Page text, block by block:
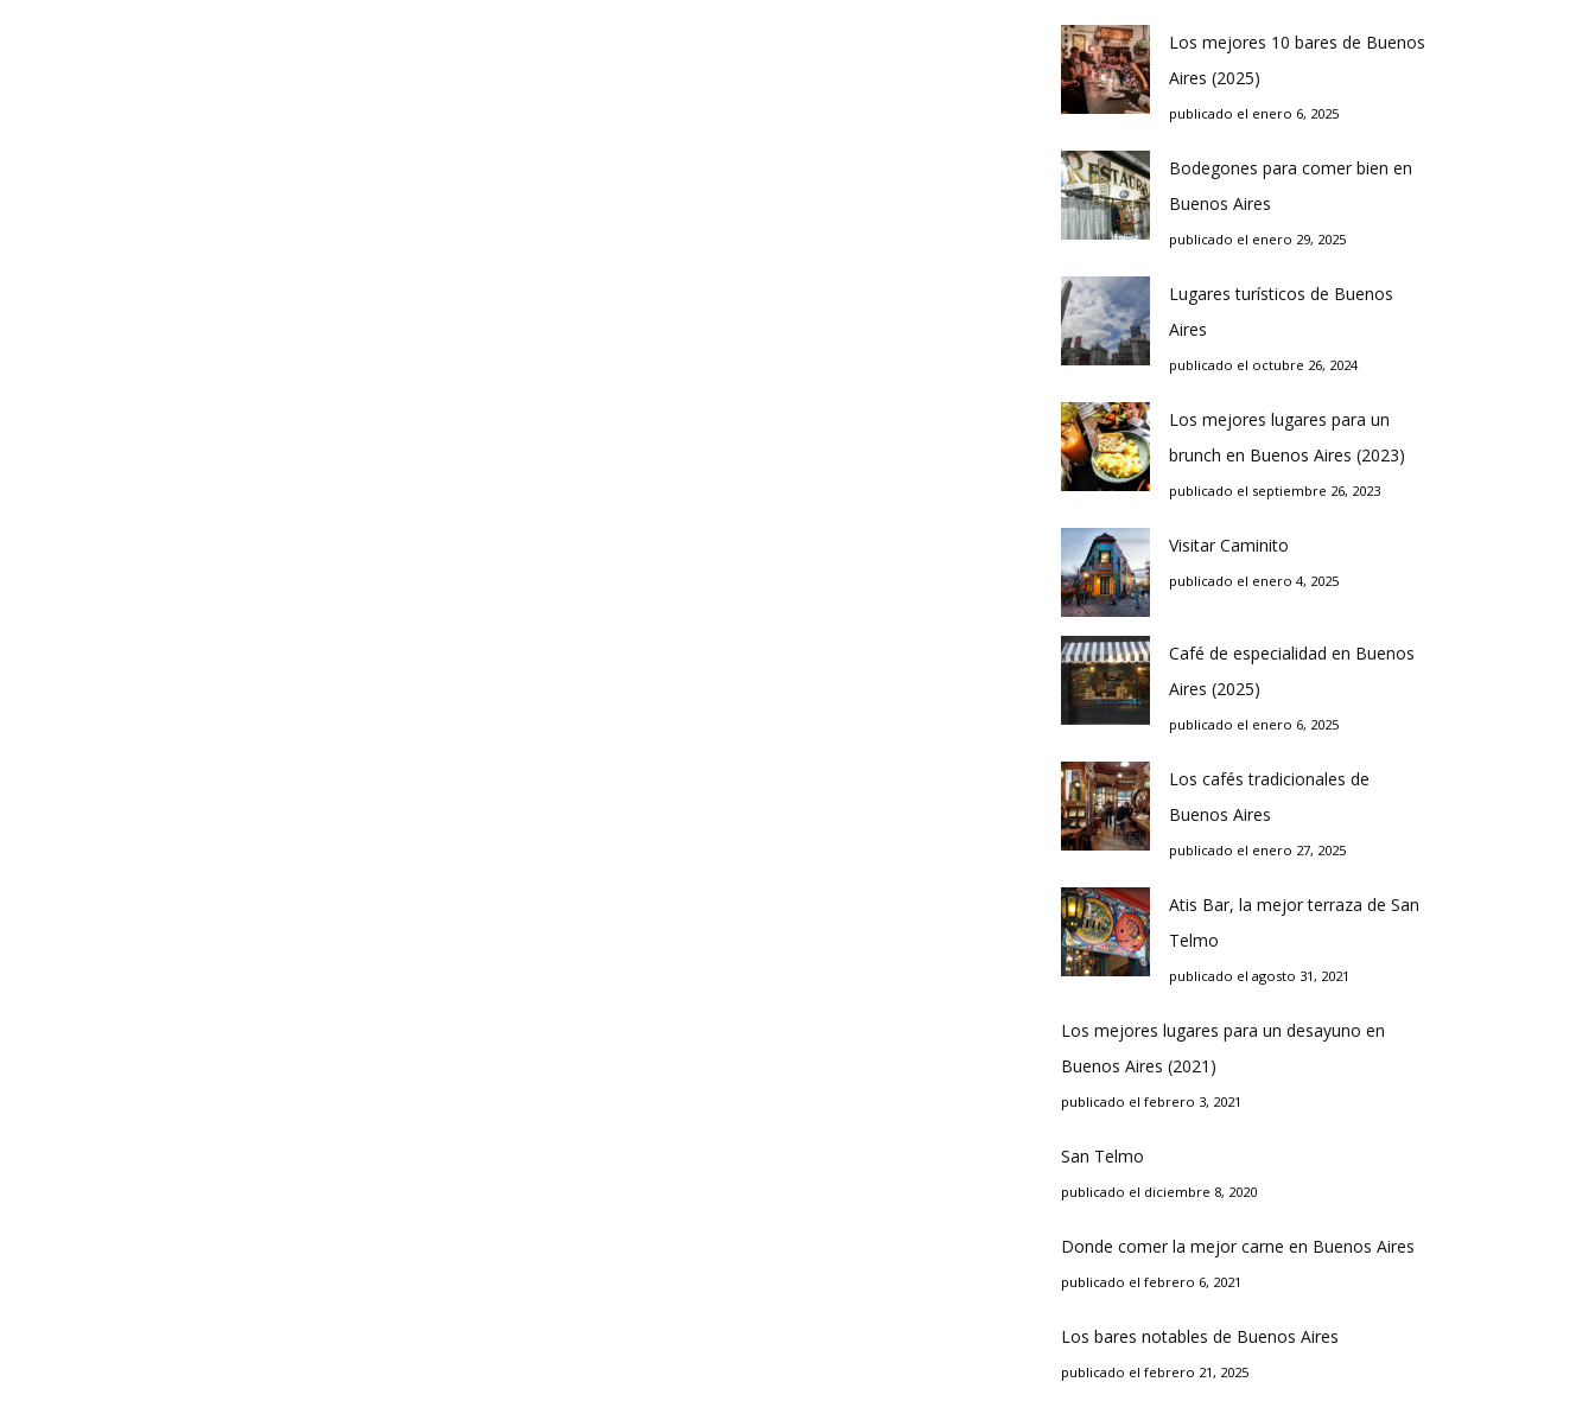
Los mejores 10 bares de Buenos
Aires (2025)
publicado el enero 6, 2025
Bodegones para comer bien en
Buenos Aires
publicado el enero 29, 2025
Lugares turísticos de Buenos
Aires
publicado el octubre 26, 2024
Los mejores lugares para un
brunch en Buenos Aires (2023)
publicado el septiembre 26, 2023
Visitar Caminito
publicado el enero 4, 2025
Café de especialidad en Buenos
Aires (2025)
publicado el enero 6, 2025
Los cafés tradicionales de
Buenos Aires
publicado el enero 27, 2025
Atis Bar, la mejor terraza de San
Telmo
publicado el agosto 31, 2021
Los mejores lugares para un desayuno en
Buenos Aires (2021)
publicado el febrero 3, 2021
San Telmo
publicado el diciembre 8, 2020
Donde comer la mejor carne en Buenos Aires
publicado el febrero 6, 2021
Los bares notables de Buenos Aires
publicado el febrero 21, 2025